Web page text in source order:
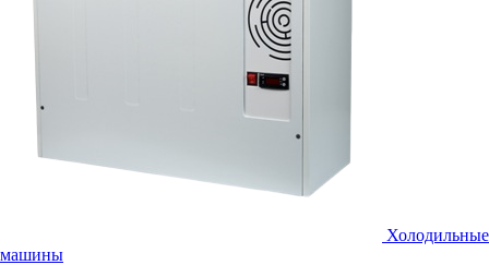
Холодильные
машины